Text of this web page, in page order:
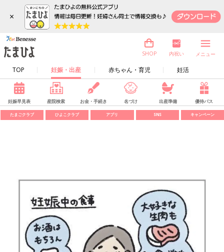
×
TOP 妊娠・出産 赤ちゃん・育児 妊活
SHOP 内祝い メニュー
妊娠早見表 産院検索 お金・手続き 名づけ 出産準備 優待パス
たまごクラブ ひよこクラブ アプリ SNS キャンペーン